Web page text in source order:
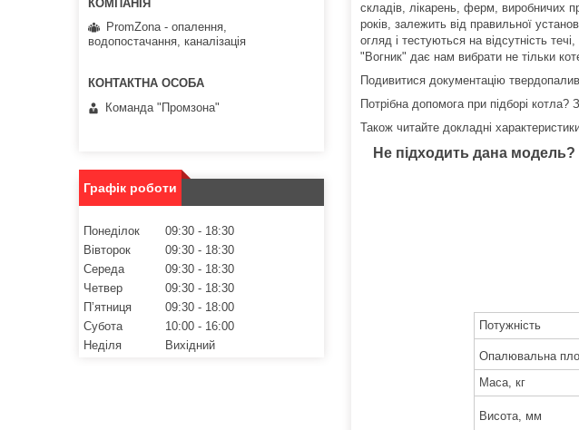
складів, лікарень, ферм, виробничих
років, залежить від правильної
огляд і тестуються на відсутність
"Вогник" дає нам вибрати не тільки
Подивитися документацію
Потрібна допомога при підборі
Також читайте докладні
Не підходить дана модель?
Потужність
Опалювальна
Маса, кг
Висота, мм
PromZona - опалення,
водопостачання, каналізація
Команда "Промзона"
Графік роботи
Понеділок 09:30
18:30
Вівторок
09:30
18:30
Середа
09:30
18:30
Четвер
09:30
18:30
Пʼятниця
09:30
18:00
Субота
10:00
16:00
Неділя
Вихідний